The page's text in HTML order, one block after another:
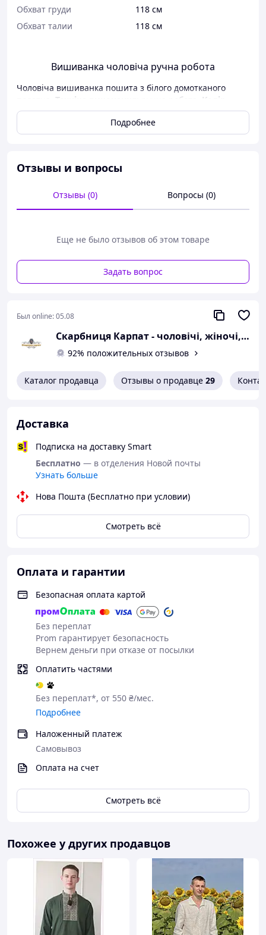
Обхват груди
118 см
Обхват талии
118 см
Вишиванка чоловіча ручна робота
Чоловіча вишиванка пошита з білого домотканого
Техніка виконання: ручна робота. Колір
вишивки:жовтий, зелений, бордовий, чорний,
зокрема вишиті чоловічі сорочки, набирає все більшої
популярності. Особливою увагою користуються
Характеристики
Ширина плечей: 46.5 см
Окружність грудей: 116 см
Тканина: домоткане полотно
Тип рукава: вставний
Подробнее
Отзывы и вопросы
Отзывы (0) Вопросы (0)
Еще не было отзывов об этом товаре
Задать вопрос
Был online:05.08
Скарбниця Карпат - чоловічі, жіночі, дитячі вишиванки, гердани, ручної роботи
92% положительных отзывов
Каталог продавца Отзывы о продавце 29
Доставка
Подписка на доставку Smart
Бесплатно — в отделения Новой почты
Узнать больше
Нова Пошта (Бесплатно при условии)
Смотреть всё
Оплата и гарантии
Безопасная оплата картой
Без переплат
Prom гарантирует безопасность
Вернем деньги при отказе от посылки
Оплатить частями
Без переплат*, от 550 ₴/мес.
Подробнее
Наложенный платеж
Самовывоз
Оплата на счет
Смотреть всё
Похожее у других продавцов